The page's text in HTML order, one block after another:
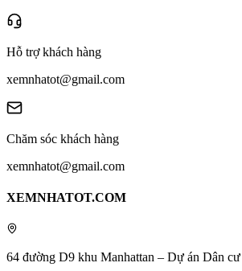
Hỗ trợ khách hàng
xemnhatot@gmail.com
Chăm sóc khách hàng
xemnhatot@gmail.com
XEMNHATOT.COM
64 đường D9 khu Manhattan – Dự án Dân